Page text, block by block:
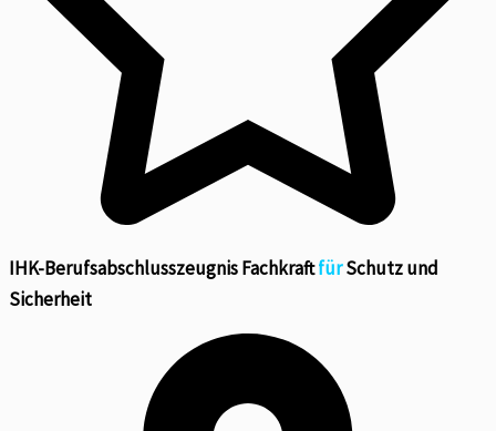
IHK-Berufsabschlusszeugnis FachkraftfürSchutz und
Sicherheit